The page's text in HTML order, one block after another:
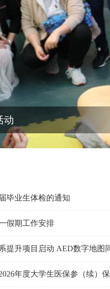
简介 紫金港
华家池
动